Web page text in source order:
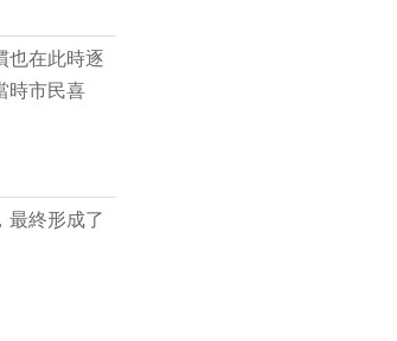
也在此時逐
時市民喜
最終形成了